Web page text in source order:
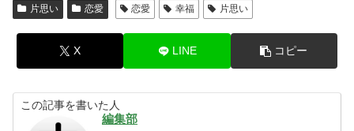
片思い 恋愛 恋愛 幸福 片思い
X LINE コピー
この記事を書いた人
編集部